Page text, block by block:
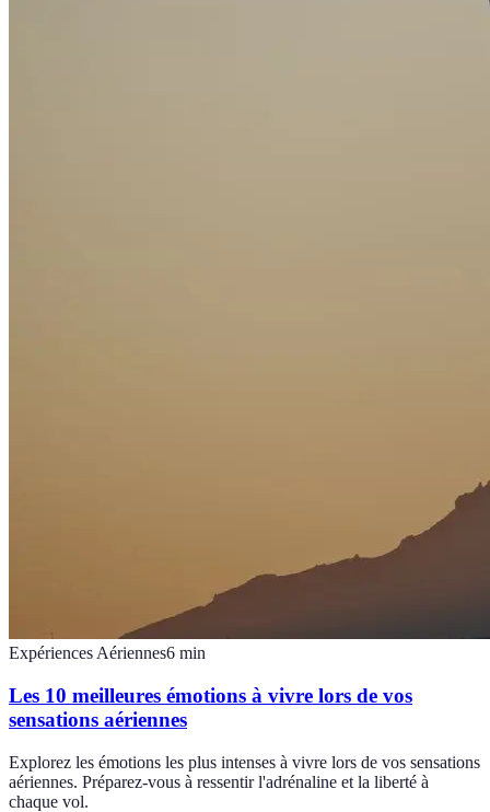
Expériences Aériennes6 min
Les 10 meilleures émotions à vivre lors de vos
sensations aériennes
Explorez les émotions les plus intenses à vivre lors de vos sensations
aériennes. Préparez-vous à ressentir l'adrénaline et la liberté à
chaque vol.